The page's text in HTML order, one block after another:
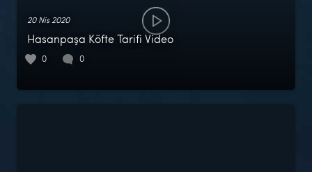
20 Nis 2020
Hasanpaşa Köfte Tarifi Video
0 0